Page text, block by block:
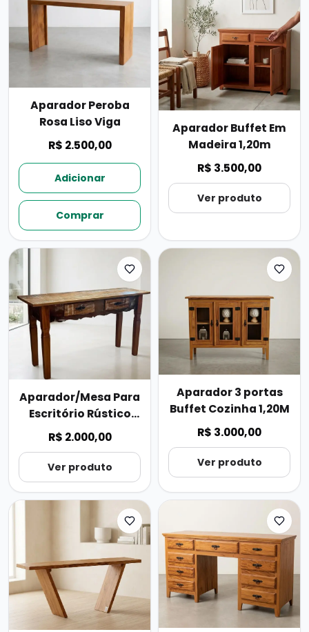
Aparador Peroba
Rosa Liso Viga
R$ 2.500,00
Adicionar
Comprar
Aparador Buffet Em
Madeira 1,20m
R$ 3.500,00
Ver produto
Aparador/Mesa Para
Escritório Rústico
com Pátina
R$ 2.000,00
Ver produto
Aparador 3 portas
Buffet Cozinha 1,20M
R$ 3.000,00
Ver produto